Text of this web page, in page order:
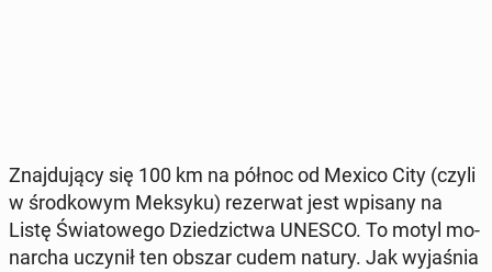
Znaj­du­ją­cy się 100 km na północ od Mexico City (czyli
w środ­ko­wym Meksyku) re­zer­wat jest wpisany na
Listę Świa­to­we­go Dzie­dzic­twa UNESCO. To motyl mo­
nar­cha uczynił ten obszar cudem natury. Jak wy­ja­śnia